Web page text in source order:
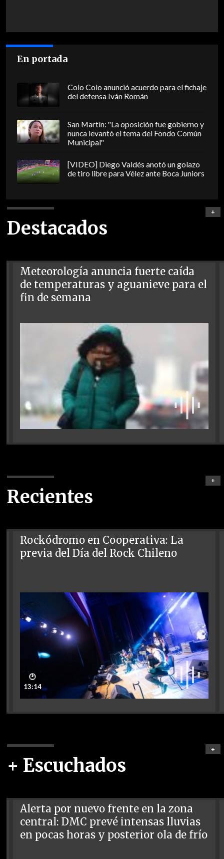
En portada
Colo Colo anunció acuerdo para el fichaje
del defensa Iván Román
San Martín: "La oposición fue gobierno y
nunca levantó el tema del Fondo Común
Municipal"
[VIDEO] Diego Valdés anotó un golazo
de tiro libre para Vélez ante Boca Juniors
Destacados
+
Meteorología anuncia fuerte caída
de temperaturas y aguanieve para el
fin de semana
Recientes
+
Rockódromo en Cooperativa: La
previa del Día del Rock Chileno
🕑
13:14
+ Escuchados
+
Alerta por nuevo frente en la zona
central: DMC prevé intensas lluvias
en pocas horas y posterior ola de frío